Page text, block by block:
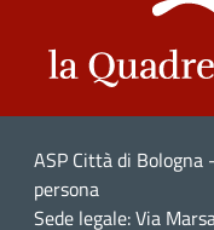
ASP Città di Bologna
persona
Sede legale: Via